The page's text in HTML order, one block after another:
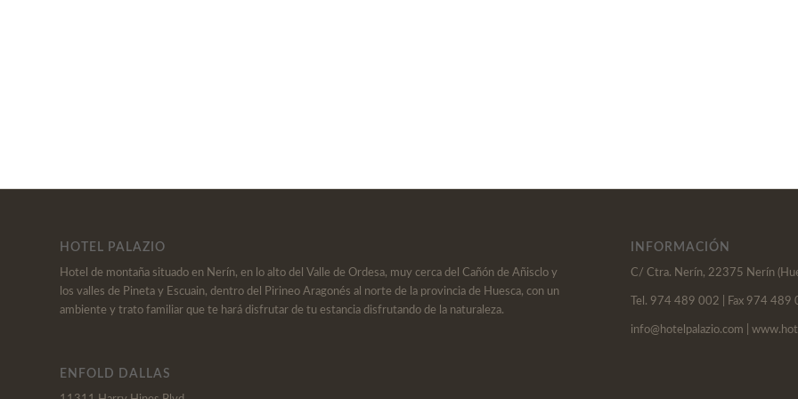
HOTEL PALAZIO
Hotel de montaña situado en Nerín, en lo alto del Valle de Ordesa, muy cerca del Cañón de Añisclo y
los valles de Pineta y Escuain, dentro del Pirineo Aragonés al norte de la provincia de Huesca, con un
ambiente y trato familiar que te hará disfrutar de tu estancia disfrutando de la naturaleza.
ENFOLD DALLAS
INFORMACIÓN
C/ Ctra. Nerín, 22375 Nerín
Tel. 974 489 002 | Fax 974 489
info@hotelpalazio.com |